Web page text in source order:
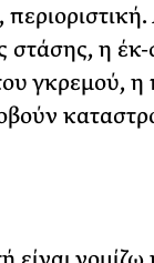
η έκ-
γκρεμού,